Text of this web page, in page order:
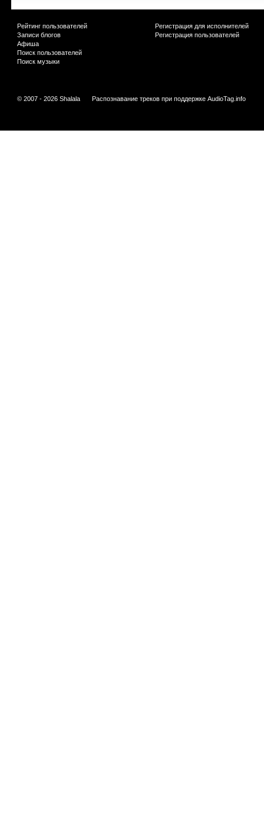
Рейтинг пользователей
Записи блогов
Афиша
Поиск пользователей
Поиск музыки
Регистрация для исполнителей
Регистрация пользователей
© 2007 - 2026 Shalala Распознавание треков при поддержке AudioTag.info